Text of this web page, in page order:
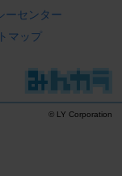
ーセンター
マップ
© LY Corporation